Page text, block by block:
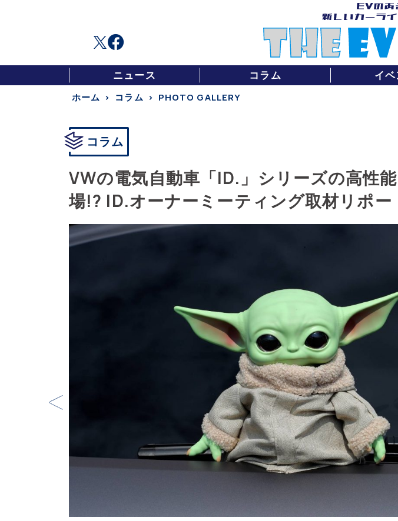
ニュース コラム イベ
ホーム コラム PHOTO GALLERY
コラム
VWの電気自動車「ID.」シリーズの高性
場!? ID.オーナーミーティング取材リポー